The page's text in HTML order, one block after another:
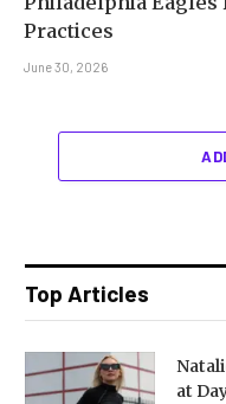
Practices
June 30, 2026
Top Articles
at